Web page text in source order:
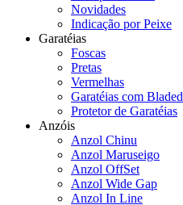
Novidades
Indicação por Peixe
Garatéias
Foscas
Pretas
Vermelhas
Garatéias com Bladed
Protetor de Garatéias
Anzóis
Anzol Chinu
Anzol Maruseigo
Anzol OffSet
Anzol Wide Gap
Anzol In Line